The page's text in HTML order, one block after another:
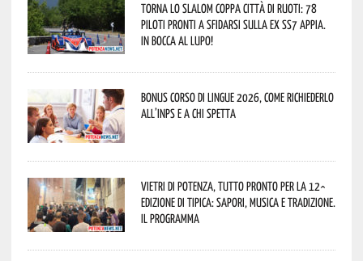
Torna lo Slalom Coppa Città di Ruoti: 78
piloti pronti a sfidarsi sulla ex SS7 Appia.
In bocca al lupo!
Bonus corso di lingue 2026, come richiederlo
all’INPS e a chi spetta
Vietri di Potenza, tutto pronto per la 12^
Edizione di Tipica: sapori, musica e tradizione.
Il programma